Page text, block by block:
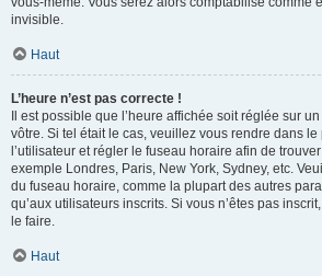
invisible.
Haut
L’heure n’est pas correcte !
Il est possible que l’heure affichée soit réglée sur
vôtre. Si tel était le cas, veuillez vous rendre dans
l’utilisateur et régler le fuseau horaire afin de
exemple Londres, Paris, New York, Sydney, etc.
du fuseau horaire, comme la plupart des autres
qu’aux utilisateurs inscrits. Si vous n’êtes pas
le faire.
Haut